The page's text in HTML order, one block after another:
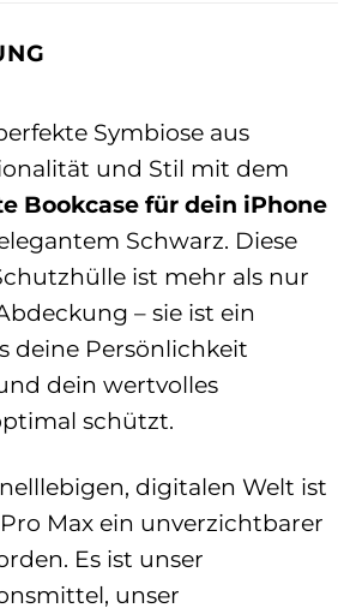
Symbiose aus
und Stil mit dem
Bookcase für dein iPhone
Schwarz. Diese
ist mehr als nur
– sie ist ein
deine Persönlichkeit
dein wertvolles
schützt.
digitalen Welt ist
Max ein unverzichtbarer
Es ist unser
unser